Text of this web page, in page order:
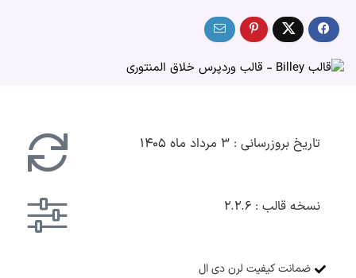
تاریخ بروزرسانی : ۳ مرداد ماه ۱۴۰۵
نسخه قالب : ۲.۲.۶
ضمانت کیفیت لرن دی ال